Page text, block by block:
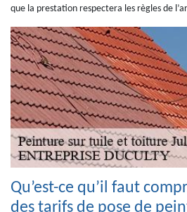
que la prestation respectera les règles de
Qu’est-ce qu’il faut
des tarifs de pose de